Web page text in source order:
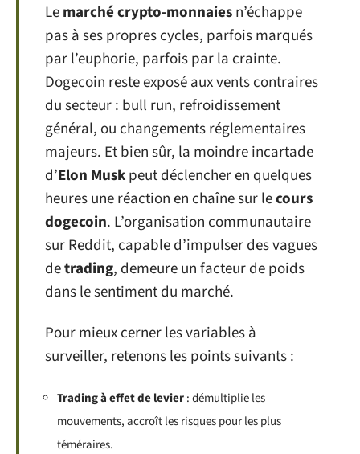
Lemarché crypto-monnaiesn’échappe
pas à ses propres cycles, parfois marqués
par l’euphorie, parfois par la crainte.
Dogecoin reste exposé aux vents contraires
du secteur : bull run, refroidissement
général, ou changements réglementaires
majeurs. Et bien sûr, la moindre incartade
d’Elon Muskpeut déclencher en quelques
heures une réaction en chaîne sur lecours
dogecoin. L’organisation communautaire
sur Reddit, capable d’impulser des vagues
detrading, demeure un facteur de poids
dans le sentiment du marché.
Pour mieux cerner les variables à
surveiller, retenons les points suivants :
Trading à effet de levier: démultiplie les
mouvements, accroît les risques pour les plus
téméraires.